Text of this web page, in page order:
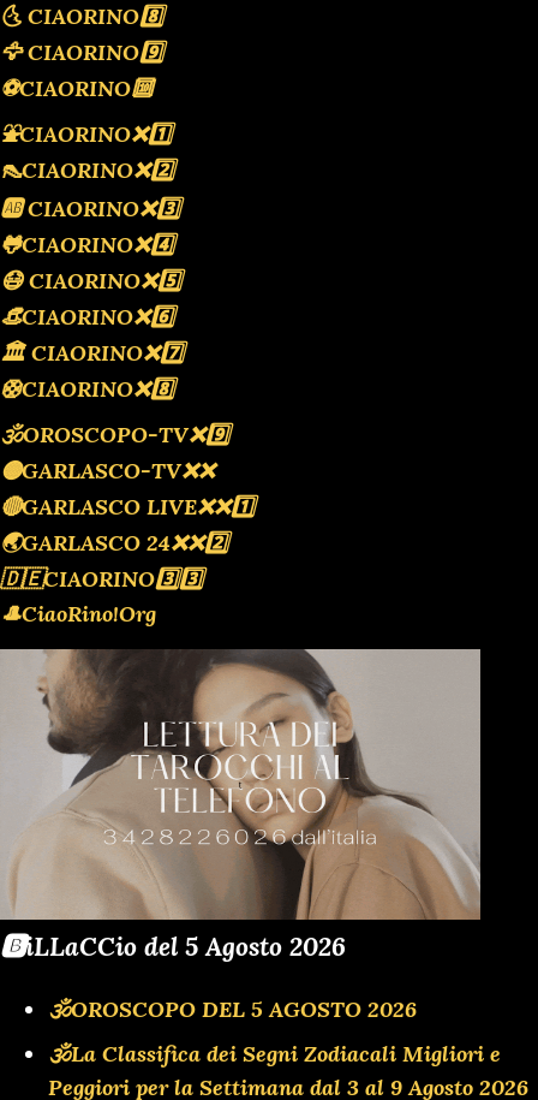
🌜 CIAORINO8️⃣
🦅 CIAORINO9️⃣
⚽️CIAORINO🔟
⛲️CIAORINO❌️1️⃣
👠CIAORINO❌️2️⃣
🆎 CIAORINO❌️3️⃣
🐸CIAORINO❌️4️⃣
😷 CIAORINO❌️5️⃣
👒CIAORINO❌️6️⃣
🏛 CIAORINO❌️7️⃣
🛟CIAORINO❌️8️⃣
🕉OROSCOPO-TV❌️9️⃣
🟡GARLASCO-TV❌️❌️
🔴GARLASCO LIVE❌️❌️1️⃣
🌏GARLASCO 24❌️❌️2️⃣
🇩🇪CIAORINO3️⃣3️⃣
🎩CiaoRino!Org
🅱️iLLaCCio del 5 Agosto 2026
🕉OROSCOPO DEL 5 AGOSTO 2026
🕉La Classifica dei Segni Zodiacali Migliori e
Peggiori per la Settimana dal 3 al 9 Agosto 2026